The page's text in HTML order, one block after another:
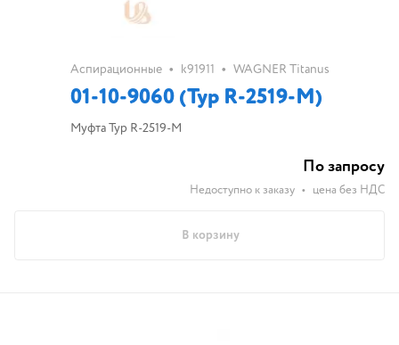
Аспирационные • k91911 • WAGNER Titanus
01-10-9060 (Typ R-2519-M)
Муфта Typ R-2519-M
По запросу
Недоступно к заказу • цена без НДС
В корзину